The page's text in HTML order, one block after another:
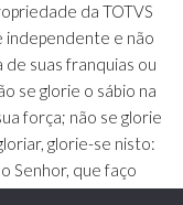
da TOTVS
independente e não
de suas franquias ou
se glorie o sábio na
força; não se glorie
glorie-se nisto:
Senhor, que faço